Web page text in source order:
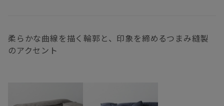
柔らかな曲線を描く輪郭と、印象を締めるつまみ縫製
のアクセント